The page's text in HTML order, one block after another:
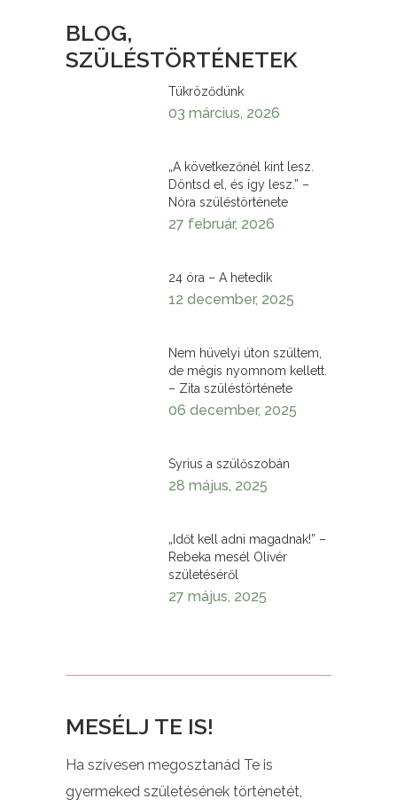
BLOG,
SZÜLÉSTÖRTÉNETEK
Tükröződünk
03 március, 2026
„A következőnél kint lesz.
Döntsd el, és így lesz.” –
Nóra szüléstörténete
27 február, 2026
24 óra – A hetedik
12 december, 2025
Nem hüvelyi úton szültem,
de mégis nyomnom kellett.
– Zita szüléstörténete
06 december, 2025
Syrius a szülőszobán
28 május, 2025
„Időt kell adni magadnak!” –
Rebeka mesél Olivér
születéséről
27 május, 2025
MESÉLJ TE IS!
Ha szívesen megosztanád Te is
gyermeked születésének történetét,